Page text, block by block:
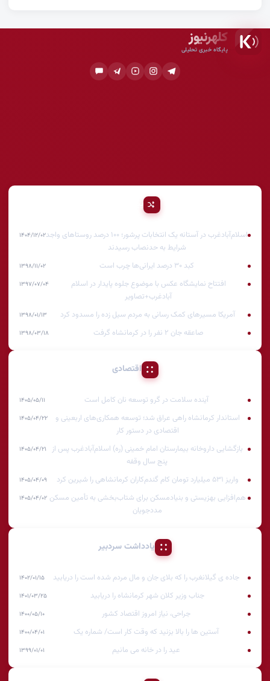
کلهرنیوز
پایگاه خبری تحلیلی
پیشنهادی
اسلام‌آبادغرب در آستانه یک انتخابات پرشور؛ ۱۰۰ درصد روستاهای واجد
شرایط به حدنصاب رسیدند
۱۴۰۴/۱۲/۰۲
کبد ۳۰ درصد ایرانی‌ها چرب است ۱۳۹۸/۱۱/۰۲
افتتاح نمایشگاه عکس با موضوع جلوه پایدار در اسلام
آبادغرب+تصاویر
۱۳۹۷/۰۷/۰۴
آمریکا مسیرهای کمک رسانی به مردم سیل زده را مسدود کرد ۱۳۹۸/۰۱/۱۳
صاعقه جان ۲ نفر را در کرمانشاه گرفت ۱۳۹۸/۰۳/۱۸
اقتصادی
آینده سلامت در گرو توسعه نان کامل است ۱۴۰۵/۰۵/۱۱
استاندار کرمانشاه راهی عراق شد؛ توسعه همکاری‌های اربعینی و
اقتصادی در دستور کار
۱۴۰۵/۰۴/۲۲
بازگشایی داروخانه بیمارستان امام خمینی (ره) اسلام‌آبادغرب پس از
پنج سال وقفه
۱۴۰۵/۰۴/۲۱
واریز ۵۳۱ میلیارد تومان کام گندم‌کاران کرمانشاهی را شیرین کرد ۱۴۰۵/۰۴/۰۹
هم‌افزایی بهزیستی و بنیادمسکن برای شتاب‌بخشی به تأمین مسکن
مددجویان
۱۴۰۵/۰۴/۰۲
یادداشت سردبیر
جاده ی گیلانغرب را که بلای جان و مال مردم شده است را دریابید ۱۴۰۲/۰۱/۱۵
جناب وزیر کلان شهر کرمانشاه را دریابید ۱۴۰۱/۰۳/۲۵
جراحی، نیاز امروز اقتصاد کشور ۱۴۰۰/۰۵/۱۰
آستین ها را بالا بزنید که وقت کار است/ شماره یک ۱۴۰۰/۰۴/۰۱
عید را در خانه می مانیم ۱۳۹۹/۰۱/۰۱